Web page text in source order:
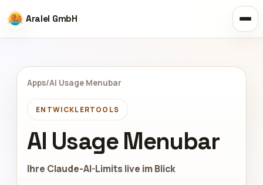
Aralel GmbH
Apps/AI Usage Menubar
ENTWICKLERTOOLS
AI Usage Menubar
Ihre Claude-AI-Limits live im Blick